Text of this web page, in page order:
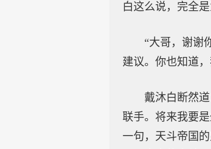
白这么说，完全
“大哥，谢谢
建议。你也知道
戴沐白断然
联手。将来我要
一句，天斗帝国